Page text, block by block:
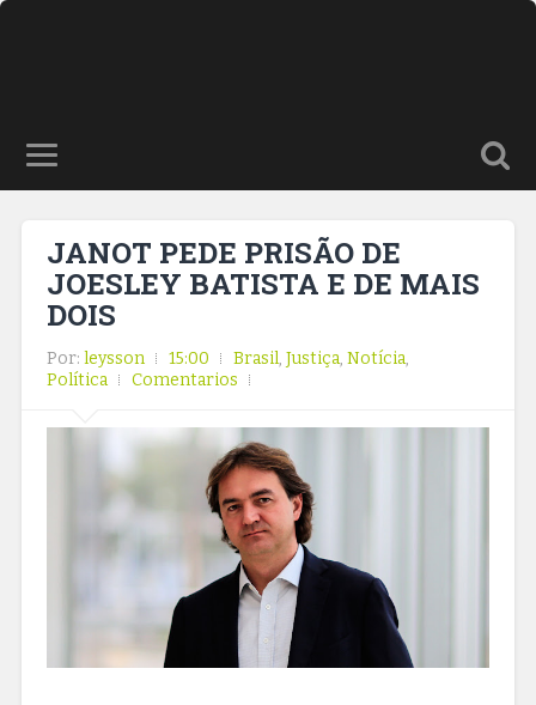
JANOT PEDE PRISÃO DE
JOESLEY BATISTA E DE MAIS
DOIS
Por: leysson 15:00 Brasil, Justiça, Notícia,
Política
Comentarios